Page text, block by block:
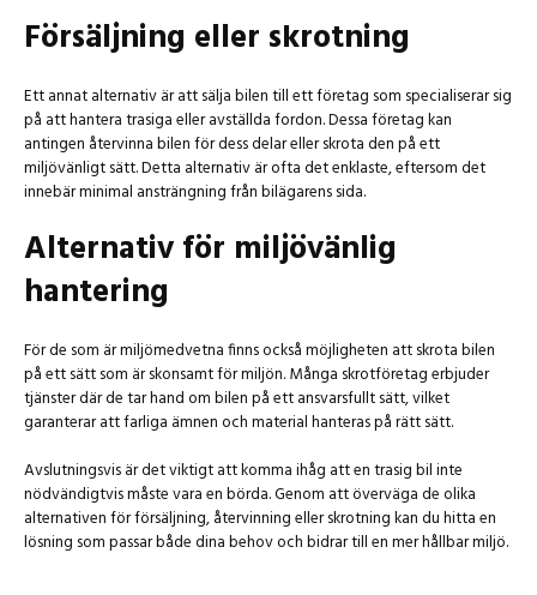
Försäljning eller skrotning
Ett annat alternativ är att sälja bilen till ett företag som specialiserar sig
på att hantera trasiga eller avställda fordon. Dessa företag kan
antingen återvinna bilen för dess delar eller skrota den på ett
miljövänligt sätt. Detta alternativ är ofta det enklaste, eftersom det
innebär minimal ansträngning från bilägarens sida.
Alternativ för miljövänlig
hantering
För de som är miljömedvetna finns också möjligheten att skrota bilen
på ett sätt som är skonsamt för miljön. Många skrotföretag erbjuder
tjänster där de tar hand om bilen på ett ansvarsfullt sätt, vilket
garanterar att farliga ämnen och material hanteras på rätt sätt.
Avslutningsvis är det viktigt att komma ihåg att en trasig bil inte
nödvändigtvis måste vara en börda. Genom att överväga de olika
alternativen för försäljning, återvinning eller skrotning kan du hitta en
lösning som passar både dina behov och bidrar till en mer hållbar miljö.